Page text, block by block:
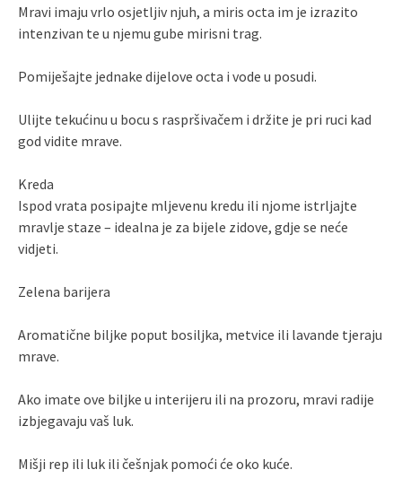
Mravi imaju vrlo osjetljiv njuh, a miris octa im je izrazito
intenzivan te u njemu gube mirisni trag.
Pomiješajte jednake dijelove octa i vode u posudi.
Ulijte tekućinu u bocu s raspršivačem i držite je pri ruci kad
god vidite mrave.
Kreda
Ispod vrata posipajte mljevenu kredu ili njome istrljajte
mravlje staze – idealna je za bijele zidove, gdje se neće
vidjeti.
Zelena barijera
Aromatične biljke poput bosiljka, metvice ili lavande tjeraju
mrave.
Ako imate ove biljke u interijeru ili na prozoru, mravi radije
izbjegavaju vaš luk.
Mišji rep ili luk ili češnjak pomoći će oko kuće.